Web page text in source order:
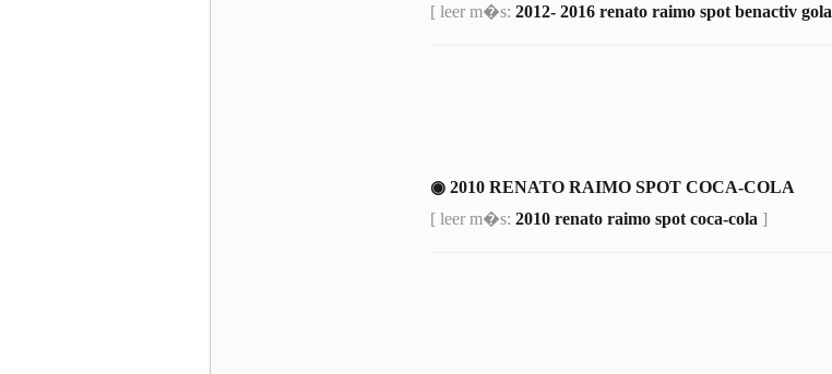
[ leer m�s: 2012- 2016 renato raimo spot benactiv gola
◉ 2010 RENATO RAIMO SPOT COCA-COLA
[ leer m�s: 2010 renato raimo spot coca-cola ]